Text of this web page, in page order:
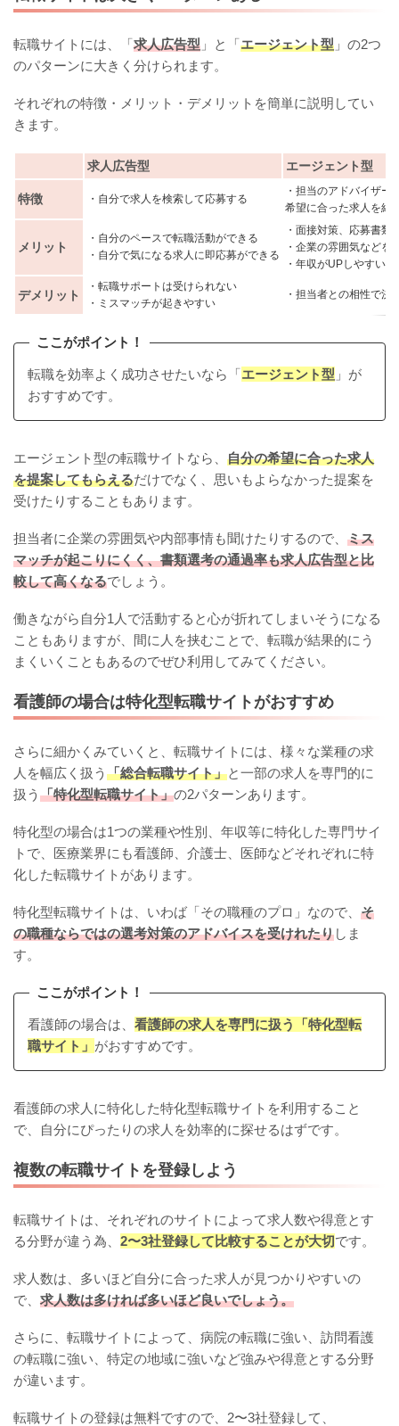
転職サイトには、「求人広告型 」と「エージェント型 」の2つ
のパターンに大きく分けられます。
それぞれの特徴・メリット・デメリットを簡単に説明してい
きます。
求人広告型 エージェント型
特徴 ・自分で求人を検索して応募する
・担当のアドバイザー
希望に合った求人を紹
メリット
・自分のペースで転職活動ができる
・自分で気になる求人に即応募ができる
・面接対策、応募書類
・企業の雰囲気などを
・年収がUPしやすい
デメリット
・転職サポートは受けられない
・ミスマッチが起きやすい
・担当者との相性で決
ここがポイント！
転職を効率よく成功させたいなら「エージェント型 」が
おすすめです。
エージェント型の転職サイトなら、 自分の希望に合った求人
を提案してもらえるだけでなく、思いもよらなかった提案を
受けたりすることもあります。
担当者に企業の雰囲気や内部事情も聞けたりするので、 ミス
マッチが起こりにくく、書類選考の通過率も求人広告型と比
較して高くなるでしょう。
働きながら自分1人で活動すると心が折れてしまいそうになる
こともありますが、間に人を挟むことで、転職が結果的にう
まくいくこともあるのでぜひ利用してみてください。
看護師の場合は特化型転職サイトがおすすめ
さらに細かくみていくと、転職サイトには、様々な業種の求
人を幅広く扱う 「総合転職サイト」と一部の求人を専門的に
扱う 「特化型転職サイト」の2パターンあります。
特化型の場合は1つの業種や性別、年収等に特化した専門サイ
トで、医療業界にも看護師、介護士、医師などそれぞれに特
化した転職サイトがあります。
特化型転職サイトは、いわば「その職種のプロ」なので、 そ
の職種ならではの選考対策のアドバイスを受けれたりしま
す。
ここがポイント！
看護師の場合は、 看護師の求人を専門に扱う「特化型転
職サイト」 がおすすめです。
看護師の求人に特化した特化型転職サイトを利用すること
で、自分にぴったりの求人を効率的に探せるはずです。
複数の転職サイトを登録しよう
転職サイトは、それぞれのサイトによって求人数や得意とす
る分野が違う為、 2〜3社登録して比較することが大切です。
求人数は、多いほど自分に合った求人が見つかりやすいの
で、 求人数は多ければ多いほど良いでしょう。
さらに、転職サイトによって、病院の転職に強い、訪問看護
の転職に強い、特定の地域に強いなど強みや得意とする分野
が違います。
転職サイトの登録は無料ですので、2〜3社登録して、